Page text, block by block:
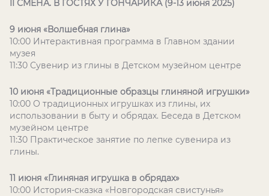
II СМЕНА. В ГОСТЯХ У ГОНЧАРИКА (9-13 июня 2025)
9 июня «Волшебная глина»
10:00 Интерактивная программа в Главном здании
музея
11:30 Сувенир из глины в Детском музейном центре
10 июня «Традиционные образцы глиняной игрушки»
10:00 О традиционных игрушках из глины, их
использовании в быту и обрядах. Беседа в Детском
музейном центре
11:30 Практическое занятие по лепке сувенира из
глины.
11 июня «Глиняная игрушка в обрядах»
10:00 История-сказка «Новгородская свистунья»